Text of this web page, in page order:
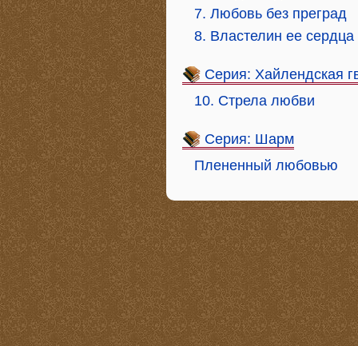
7. Любовь без преград
8. Властелин ее сердца
Серия: Хайлендская
10. Стрела любви
Серия: Шарм
Плененный любовью